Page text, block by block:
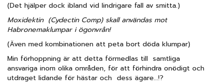
(Det hjälper dock ibland vid lindrigare fall av smitta.)
Moxidektin (Cydectin Comp) skall användas mot
Habronemaklumpar i ögonvrån!
(Även med kombinationen att peta bort döda klumpar)
Min förhoppning är att detta förmedlas till samtliga
ansvariga inom olika områden, för att förhindra onödigt och
utdraget lidande för hästar och dess ägare...!?